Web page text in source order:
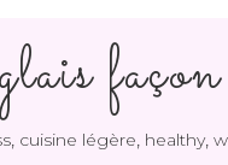
façon
, cuisine légère, healthy,